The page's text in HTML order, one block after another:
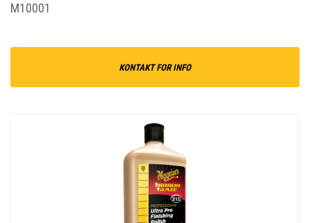
M10001
KONTAKT FOR INFO